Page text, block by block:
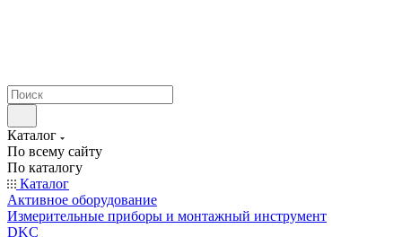
Каталог
По всему сайту
По каталогу
Каталог
Активное оборудование
Измерительные приборы и монтажный инструмент
DKC